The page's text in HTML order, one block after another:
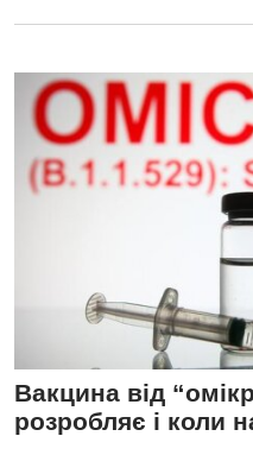
Вакцина від
розробляє і коли